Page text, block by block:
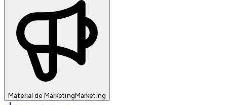
Material de MarketingMarketing